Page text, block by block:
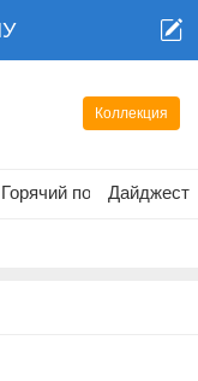
Коллекция
Горячий постДайджест